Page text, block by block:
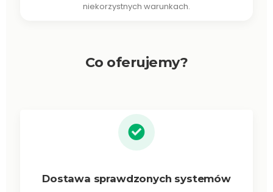
niekorzystnych warunkach.
Co oferujemy?
Dostawa sprawdzonych systemów